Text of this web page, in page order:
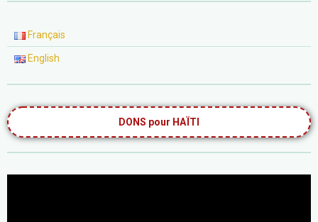
Français
English
DONS pour HAÏTI